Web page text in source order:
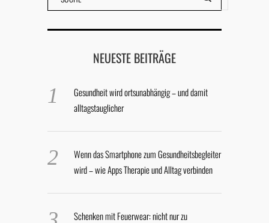
NEUESTE BEITRÄGE
Gesundheit wird ortsunabhängig – und damit
alltagstauglicher
Wenn das Smartphone zum Gesundheitsbegleiter
wird – wie Apps Therapie und Alltag verbinden
Schenken mit Feuerwear: nicht nur zu